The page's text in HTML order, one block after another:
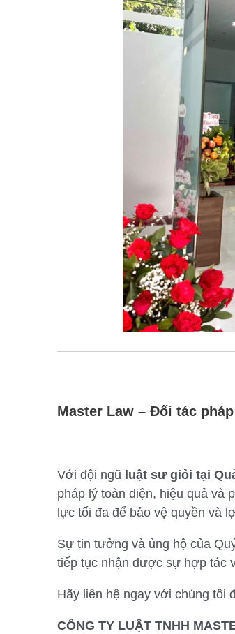
Master Law – Đối tác
Với đội ngũ luật sư giỏi tại
pháp lý toàn diện, hiệu quả và
lực tối đa để bảo vệ quyền và
Sự tin tưởng và ủng hộ của
tiếp tục nhận được sự hợp tác
Hãy liên hệ ngay với chúng tôi
CÔNG TY LUẬT TNHH